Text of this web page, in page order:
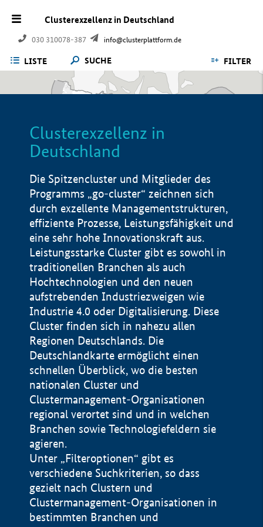
Clusterexzellenz in Deutschland
030 310078-387 info@clusterplattform.de
LISTE SUCHE FILTER
Clusterexzellenz in
Deutschland
Die Spitzencluster und Mitglieder des
Programms „go-cluster“ zeichnen sich
durch exzellente Managementstrukturen,
effiziente Prozesse, Leistungsfähigkeit und
eine sehr hohe Innovationskraft aus.
Leistungsstarke Cluster gibt es sowohl in
traditionellen Branchen als auch
Hochtechnologien und den neuen
aufstrebenden Industriezweigen wie
Industrie 4.0 oder Digitalisierung. Diese
Cluster finden sich in nahezu allen
Regionen Deutschlands. Die
Deutschlandkarte ermöglicht einen
schnellen Überblick, wo die besten
nationalen Cluster und
Clustermanagement-Organisationen
regional verortet sind und in welchen
Branchen sowie Technologiefeldern sie
agieren.
Unter „Filteroptionen“ gibt es
verschiedene Suchkriterien, so dass
gezielt nach Clustern und
Clustermanagement-Organisationen in
bestimmten Branchen und
Impressum
Datenschutzerklärung
BMWE, 2026 ©
100 km © Geobasis-DE / BKG 2015